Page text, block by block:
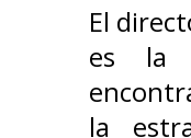
El
es la
la